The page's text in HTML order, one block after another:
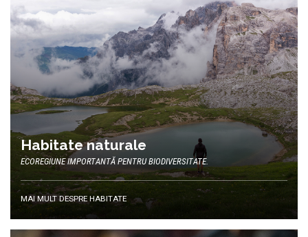
Habitate naturale
ECOREGIUNE IMPORTANTĂ PENTRU BIODIVERSITATE.
MAI MULT DESPRE HABITATE